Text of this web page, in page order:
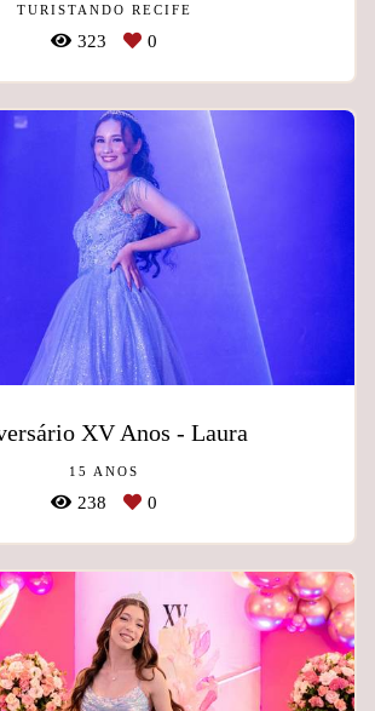
TURISTANDO RECIFE
323 0
XV Anos - Laura
15 ANOS
238 0